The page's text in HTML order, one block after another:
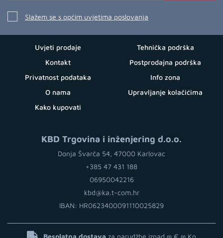
Slažem se s općim uvjetima poslovanja
Uvjeti prodaje
Kontakt
Privatnost podataka
O nama
Kako kupovati
Tehnička podrška
Postprodajna podrška
Info zona
Upravljanje kolačićima
KBD Trgovina i inženjering d.o.o.
Donja Švarča 54, 47000 Karlovac
+385 47 431 188
06950042216
kbd@ka.t-com.hr
IBAN: HR0623400091110025829
Besplatna dostava za narudžbe iznad ∞ € ∞ Kn